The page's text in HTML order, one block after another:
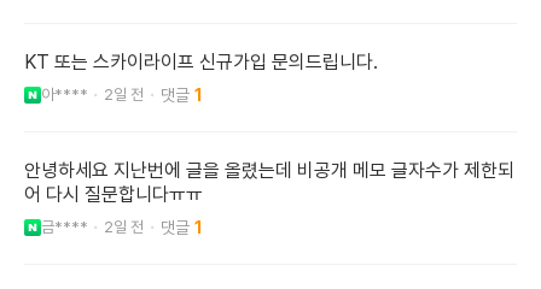
KT 또는 스카이라이프 신규가입 문의드립니다.
아**** 2일 전 1
안녕하세요 지난번에 글을 올렸는데 비공개 메모 글자수가 제한되
어 다시 질문합니다ㅠㅠ
금**** 2일 전 1